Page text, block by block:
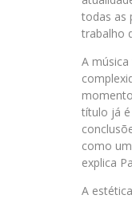
todas as
trabalho
A
título já
como
explica
A